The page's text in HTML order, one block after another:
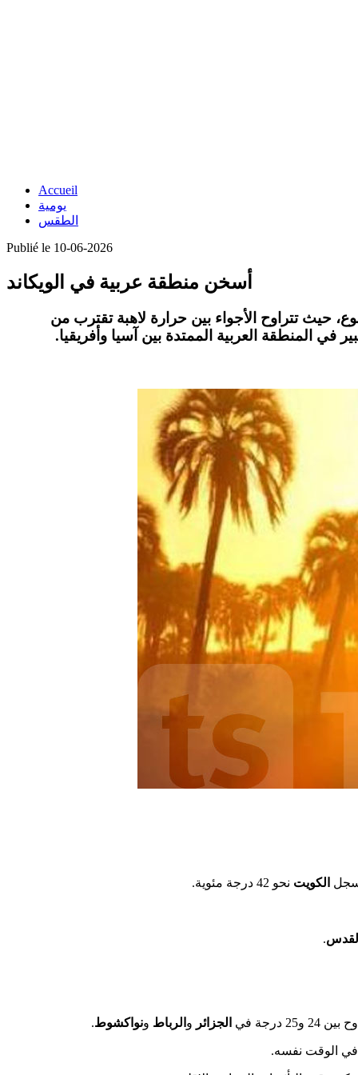
Accueil
يومية
الطقس
Publié le 10-06-2026
أسخن منطقة عربية في الويكاند
، حيث تتراوح الأجواء بين حرارة لاهبة تقترب من
المنطقة العربية الممتدة بين آسيا وأفريقيا.
الكويت نحو 42 درجة مئوية.
القدس.
الجزائر و الرباط ونواكشوط.
في الوقت نفسه.